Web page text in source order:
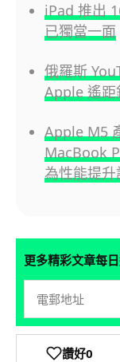
iPad 推出
已獨當一面
俄羅斯
Apple 遙
Apple M5
MacBook
為性能提
更多精彩文章每
讚好0